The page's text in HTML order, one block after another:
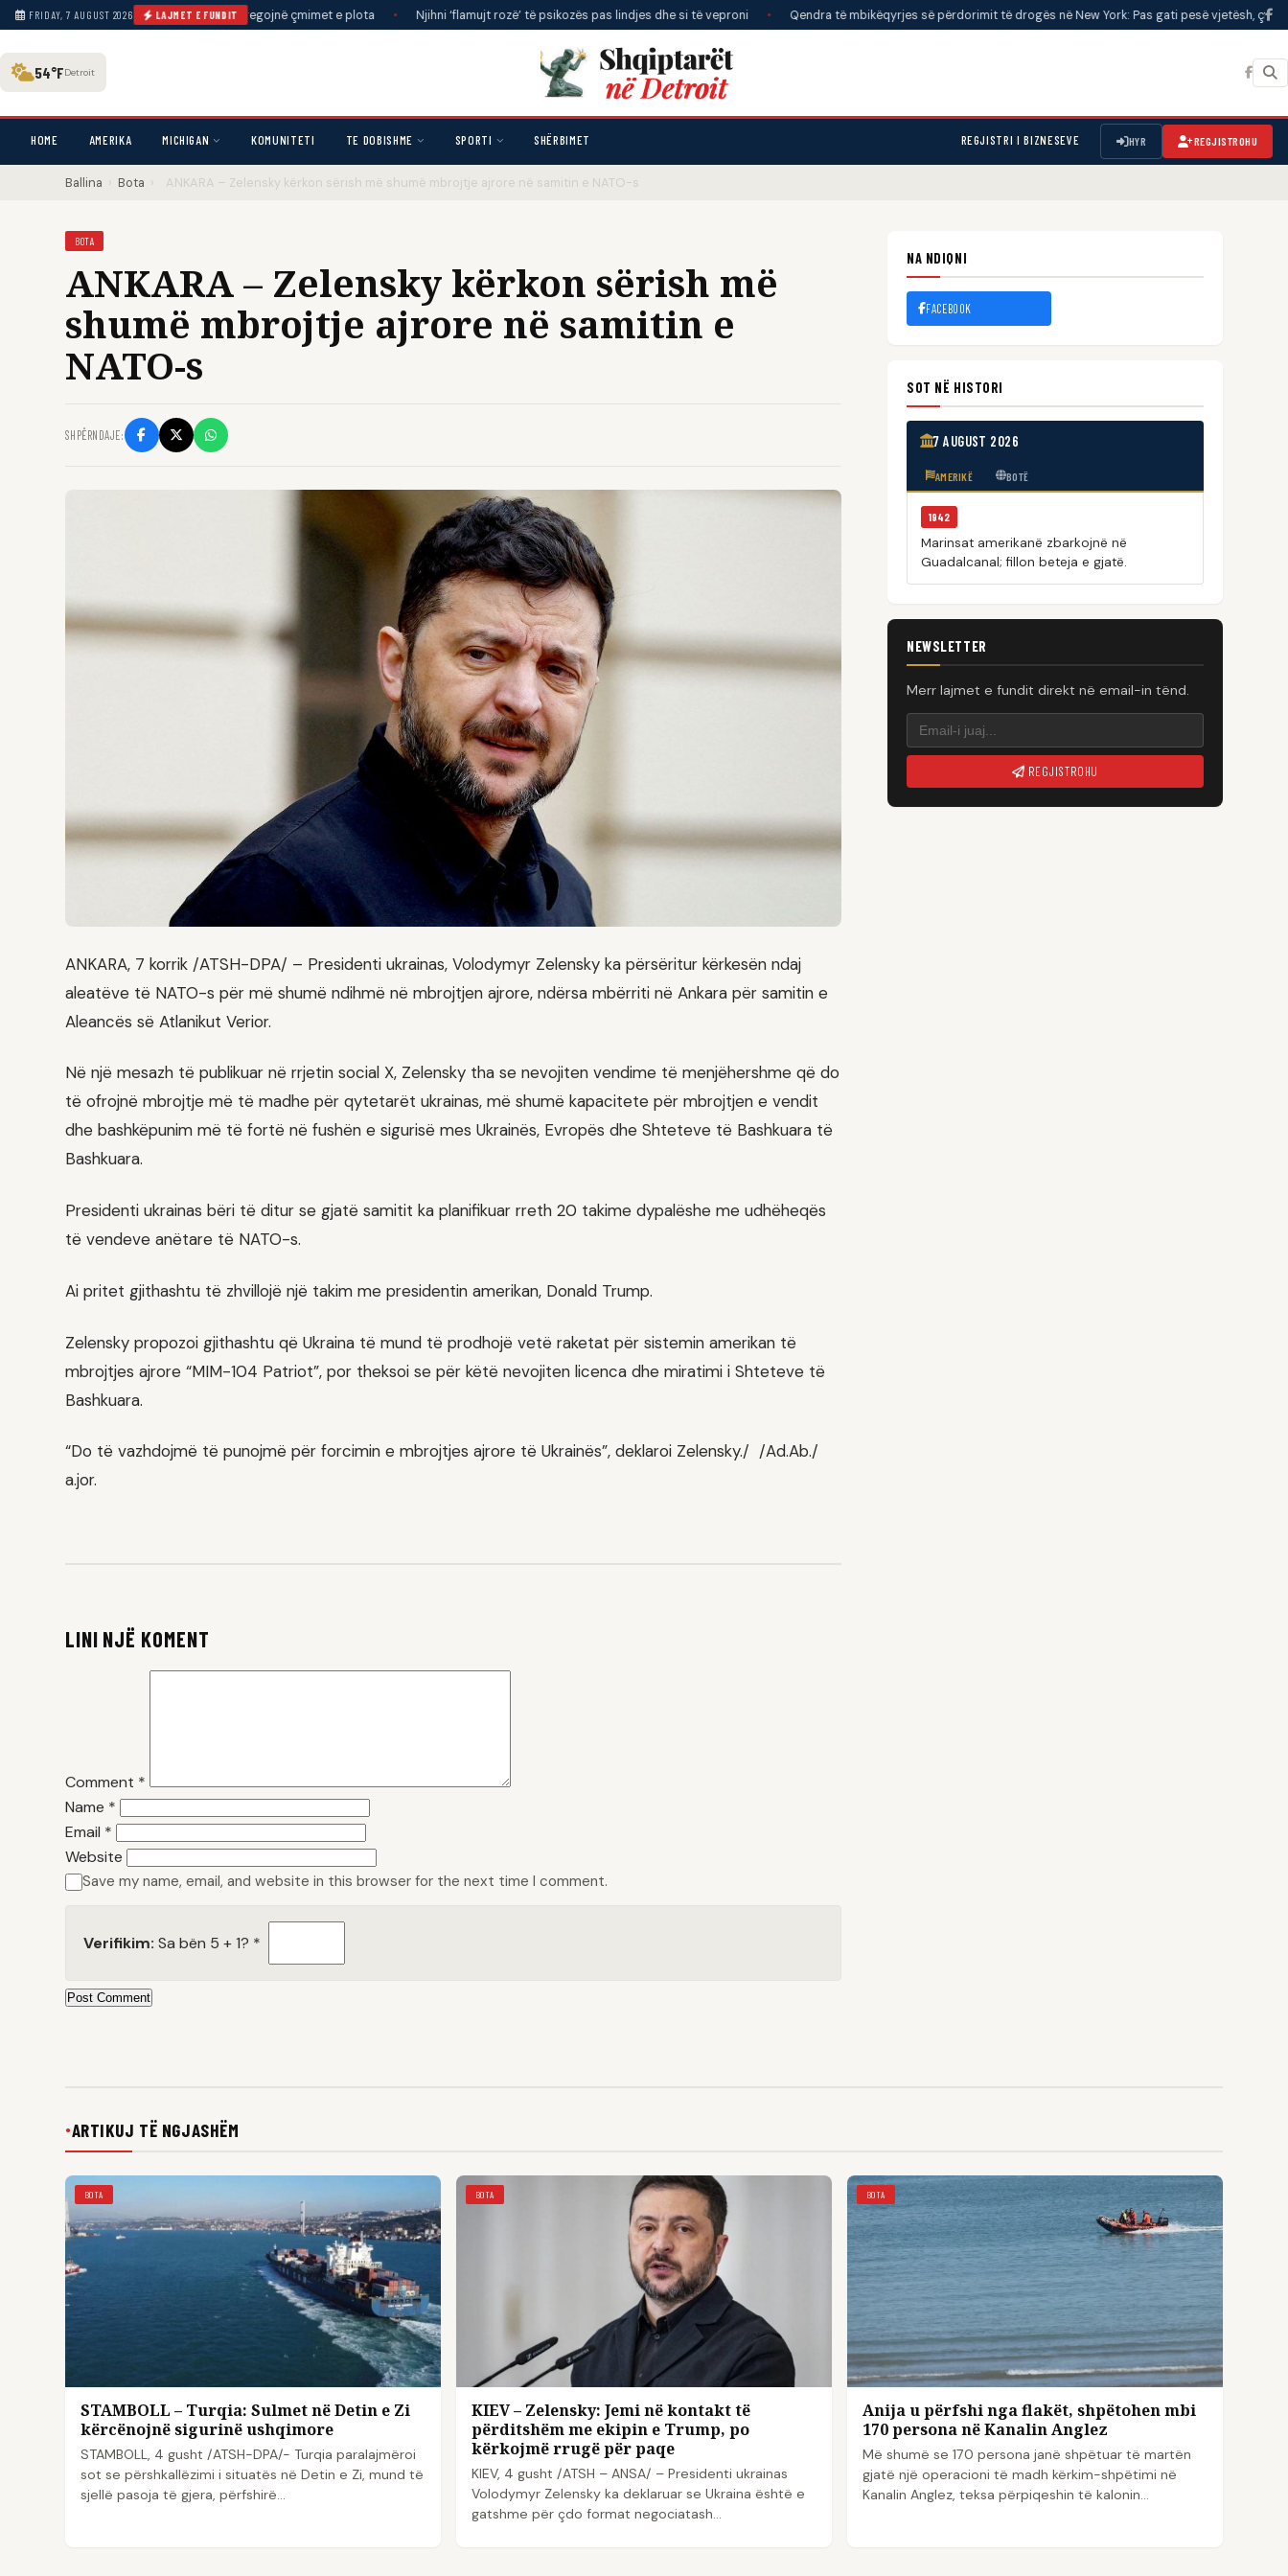
FRIDAY, 7 AUGUST 2026 LAJMET E FUNDIT
që detyrojnë linjat ajrore të tregojnë çmimet e plota • Njihni ‘flamujt rozë’ të psikozës pas lindjes dhe si të veproni • Qendra të mbikëqyrjes së përdorimit të drogës në New York: Pas gati pesë vjetësh, çfarë
54°FDetroit
HOME AMERIKA MICHIGAN KOMUNITETI TE DOBISHME SPORTI SHËRBIMET REGJISTRI I BIZNESEVE HYR REGJISTROHU
Ballina › Bota › ANKARA – Zelensky kërkon sërish më shumë mbrojtje ajrore në samitin e NATO-s
BOTA
ANKARA – Zelensky kërkon sërish më
shumë mbrojtje ajrore në samitin e
NATO-s
SHPËRNDAJE:
ANKARA, 7 korrik /ATSH-DPA/ – Presidenti ukrainas, Volodymyr Zelensky ka përsëritur kërkesën ndaj
aleatëve të NATO-s për më shumë ndihmë në mbrojtjen ajrore, ndërsa mbërriti në Ankara për samitin e
Aleancës së Atlanikut Verior.
Në një mesazh të publikuar në rrjetin social X, Zelensky tha se nevojiten vendime të menjëhershme që do
të ofrojnë mbrojtje më të madhe për qytetarët ukrainas, më shumë kapacitete për mbrojtjen e vendit
dhe bashkëpunim më të fortë në fushën e sigurisë mes Ukrainës, Evropës dhe Shteteve të Bashkuara të
Bashkuara.
Presidenti ukrainas bëri të ditur se gjatë samitit ka planifikuar rreth 20 takime dypalëshe me udhëheqës
të vendeve anëtare të NATO-s.
Ai pritet gjithashtu të zhvillojë një takim me presidentin amerikan, Donald Trump.
Zelensky propozoi gjithashtu që Ukraina të mund të prodhojë vetë raketat për sistemin amerikan të
mbrojtjes ajrore “MIM-104 Patriot”, por theksoi se për këtë nevojiten licenca dhe miratimi i Shteteve të
Bashkuara.
“Do të vazhdojmë të punojmë për forcimin e mbrojtjes ajrore të Ukrainës”, deklaroi Zelensky./ /Ad.Ab./
a.jor.
LINI NJË KOMENT
Comment *
Name *
Email *
Website
Save my name, email, and website in this browser for the next time I comment.
Verifikim: Sa bën 5 + 1? *
Post Comment
NA NDIQNI
FACEBOOK
SOT NË HISTORI
7 AUGUST 2026
AMERIKË BOTË
1942
Marinsat amerikanë zbarkojnë në
Guadalcanal; fillon beteja e gjatë.
NEWSLETTER
Merr lajmet e fundit direkt në email-in tënd.
REGJISTROHU
●ARTIKUJ TË NGJASHËM
BOTA
STAMBOLL – Turqia: Sulmet në Detin e Zi
kërcënojnë sigurinë ushqimore
STAMBOLL, 4 gusht /ATSH-DPA/- Turqia paralajmëroi
sot se përshkallëzimi i situatës në Detin e Zi, mund të
sjellë pasoja të gjera, përfshirë…
BOTA
KIEV – Zelensky: Jemi në kontakt të
përditshëm me ekipin e Trump, po
kërkojmë rrugë për paqe
KIEV, 4 gusht /ATSH – ANSA/ – Presidenti ukrainas
Volodymyr Zelensky ka deklaruar se Ukraina është e
gatshme për çdo format negociatash…
BOTA
Anija u përfshi nga flakët, shpëtohen mbi
170 persona në Kanalin Anglez
Më shumë se 170 persona janë shpëtuar të martën
gjatë një operacioni të madh kërkim-shpëtimi në
Kanalin Anglez, teksa përpiqeshin të kalonin…